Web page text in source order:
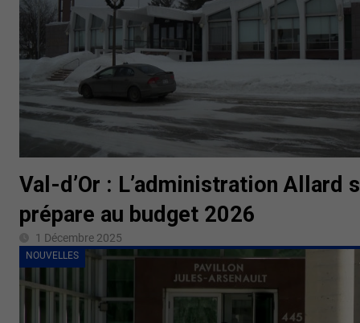
Val-d’Or : L’administration Allard
prépare au budget 2026
1 Décembre 2025
NOUVELLES